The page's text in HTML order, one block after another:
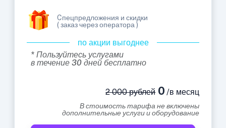
Cпецпредложения и скидки
( заказ через оператора )
по акции выгоднее
* Пользуйтесь услугами
в течение 30 дней бесплатно
2 000 рублей0 /в месяц
В стоимость тарифа не включены
дополнительные услуги и оборудование